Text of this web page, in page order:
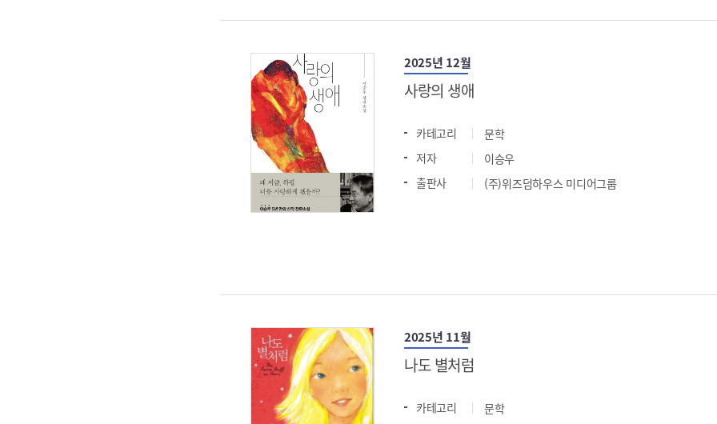
2025년 12월
사랑의 생애
카테고리
문학
저자
이승우
출판사
(주)위즈덤하우스 미디어그룹
2025년 11월
나도 별처럼
카테고리 문학